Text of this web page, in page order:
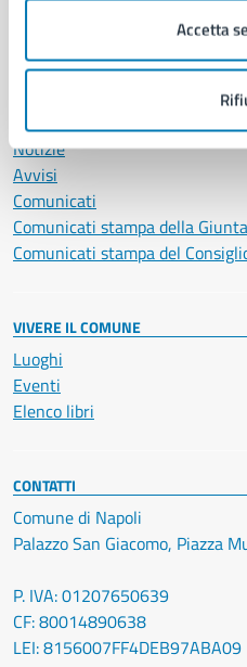
Accetta
Notizie
Avvisi
Comunicati
Comunicati stampa della
Comunicati stampa del
VIVERE IL COMUNE
Luoghi
Eventi
Elenco libri
CONTATTI
Comune di Napoli
Palazzo San Giacomo, Piazza
P. IVA: 01207650639
CF: 80014890638
LEI: 8156007FF4DEB97ABA09